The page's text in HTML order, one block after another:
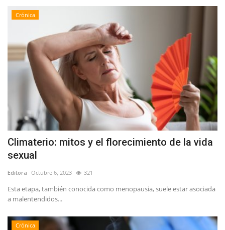
Crónica
Climaterio: mitos y el florecimiento de la vida
sexual
Editora Octubre 6, 2023 321
Esta etapa, también conocida como menopausia, suele estar asociada
a malentendidos...
Crónica